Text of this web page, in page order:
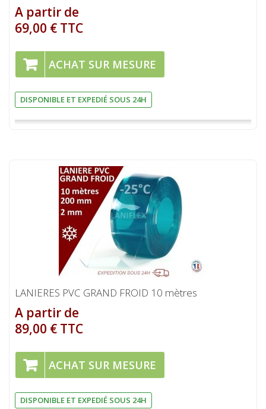
A partir de
69,00 € TTC
ACHAT SUR MESURE
DISPONIBLE ET EXPEDIÉ SOUS 24H
LANIERES PVC GRAND FROID 10 mètres
A partir de
89,00 € TTC
ACHAT SUR MESURE
DISPONIBLE ET EXPEDIÉ SOUS 24H